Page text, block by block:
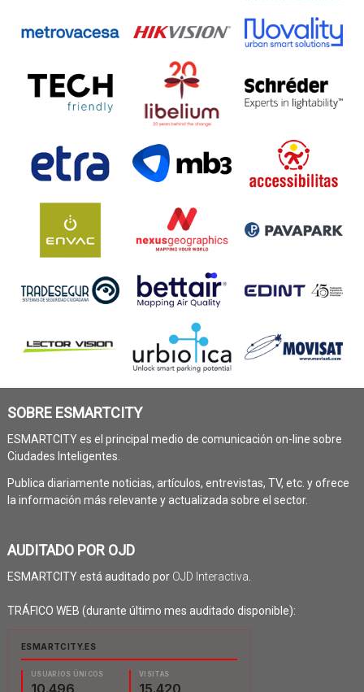
SOBRE ESMARTCITY
ESMARTCITY es el principal medio de comunicación on-line sobre
Ciudades Inteligentes.
Publica diariamente noticias, artículos, entrevistas, TV, etc. y ofrece
la información más relevante y actualizada sobre el sector.
AUDITADO POR OJD
ESMARTCITY está auditado por OJD Interactiva
TRÁFICO WEB (durante último mes auditado disponible):